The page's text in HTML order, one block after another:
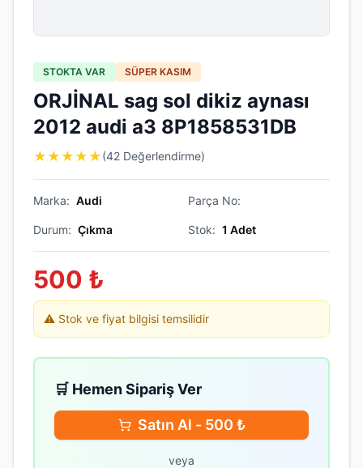
STOKTA VAR SÜPER KASIM
ORJİNAL sag sol dikiz aynası
2012 audi a3 8P1858531DB
★ ★ ★ ★ ★(42 Değerlendirme)
Marka: Audi Parça No:
Durum: Çıkma Stok: 1 Adet
500 ₺
⚠️ Stok ve fiyat bilgisi temsilidir
🛒 Hemen Sipariş Ver
Satın Al - 500 ₺
veya